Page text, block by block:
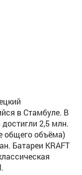
в Стамбуле. В
2,5 млн.
общего объёма)
Батареи KRAFT